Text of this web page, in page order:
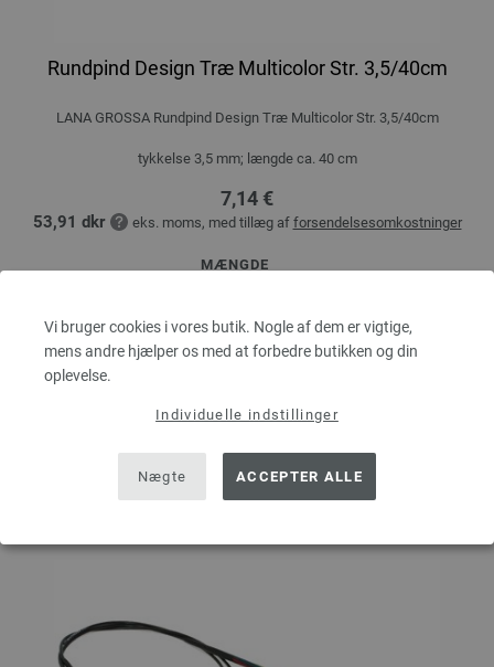
Vi bruger cookies i vores butik. Nogle af dem er vigtige,
mens andre hjælper os med at forbedre butikken og din
oplevelse.
Individuelle indstillinger
Nægte ACCEPTER ALLE
Rundpind Design Træ Multicolor Str. 3,5/40cm
LANA GROSSA Rundpind Design Træ Multicolor Str. 3,5/40cm
tykkelse 3,5 mm; længde ca. 40 cm
7,14 €
53,91 dkr eks. moms, med tillæg af forsendelsesomkostninger
MÆNGDE